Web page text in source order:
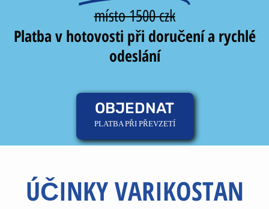
místo 1500 czk
Platba v hotovosti při doručení a rychlé
odeslání
OBJEDNAT
PLATBA PŘI PŘEVZETÍ
ÚČINKY VARIKOSTAN